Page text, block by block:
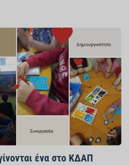
ένα στο ΚΔΑΠ